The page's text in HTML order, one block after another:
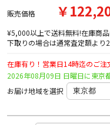
販売価格 ￥
¥5,000以上で送料無料!在庫商
下取りの場合は通常査定額より
在庫有り！営業日14時迄のご注
2026年08月09日 日曜日に東京
お届け地域を選択